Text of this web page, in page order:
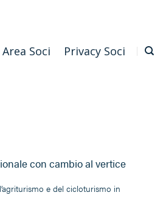
Area Soci Privacy Soci
con cambio al vertice
e del cicloturismo in